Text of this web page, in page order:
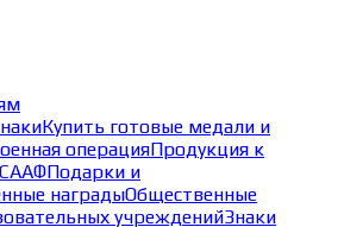
Купить готовые медали и
операцияПродукция к
Подарки и
наградыОбщественные
учрежденийЗнаки